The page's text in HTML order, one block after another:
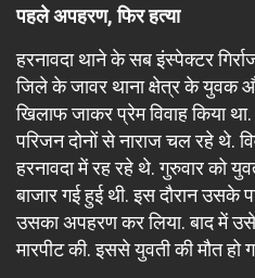
पहले अपहरण, फिर हत्या
हरनावदा थाने के सब इंस्पेक्टर
जिले के जावर थाना क्षेत्र के युवक
खिलाफ जाकर प्रेम विवाह किया
परिजन दोनों से नाराज चल रहे थे.
हरनावदा में रह रहे थे. गुरुवार को
बाजार गई हुई थी. इस दौरान
उसका अपहरण कर लिया. बाद में
मारपीट की. इससे युवती की मौत हो